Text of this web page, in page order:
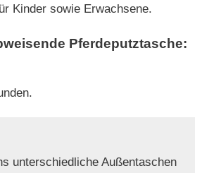
Kinder sowie Erwachsene.
Pferdeputztasche:
unterschiedliche Außentaschen